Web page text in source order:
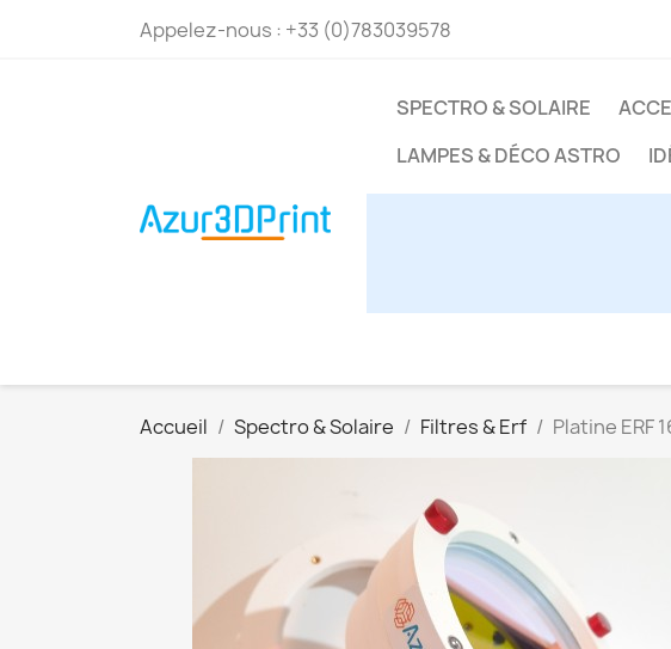
Appelez-nous : +33 (0)783039578
SPECTRO & SOLAIRE
LAMPES & DÉCO ASTRO
Accueil Spectro & Solaire Filtres & Erf Platine ERF